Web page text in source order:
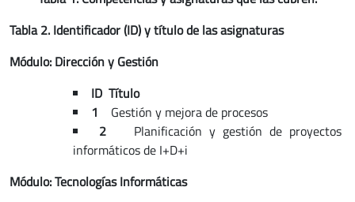
Tabla 2. Identificador (ID) y título de las asignaturas
Módulo: Dirección y Gestión
ID Título
1
Gestión y mejora de procesos
2
Planificación y gestión de proyectos
informáticos de I+D+i
Módulo: Tecnologías Informáticas